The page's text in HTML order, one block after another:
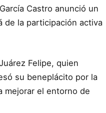
Castro anunció un
de la participación activa
Felipe, quien
su beneplácito por la
mejorar el entorno de